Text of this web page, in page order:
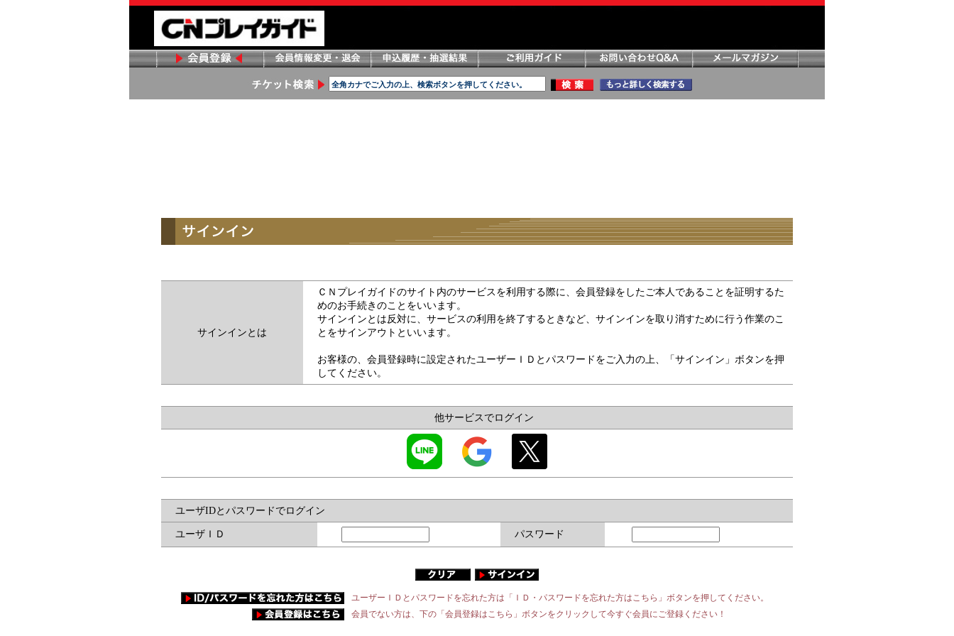
サインインとは
ＣＮプレイガイドのサイト内のサービスを利用する際に、会員登録をしたご本人であることを証明するた
めのお手続きのことをいいます。
サインインとは反対に、サービスの利用を終了するときなど、サインインを取り消すために行う作業のこ
とをサインアウトといいます。
お客様の、会員登録時に設定されたユーザーＩＤとパスワードをご入力の上、「サインイン」ボタンを押
してください。
他サービスでログイン
ユーザIDとパスワードでログイン
ユーザＩＤ パスワード
ユーザーＩＤとパスワードを忘れた方は「ＩＤ・パスワードを忘れた方はこちら」ボタンを押してください。
会員でない方は、下の「会員登録はこちら」ボタンをクリックして今すぐ会員にご登録ください！